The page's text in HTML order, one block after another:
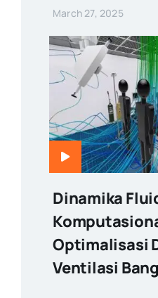
March 27, 2025
Dinamika
Optimalisasi
Ventilasi